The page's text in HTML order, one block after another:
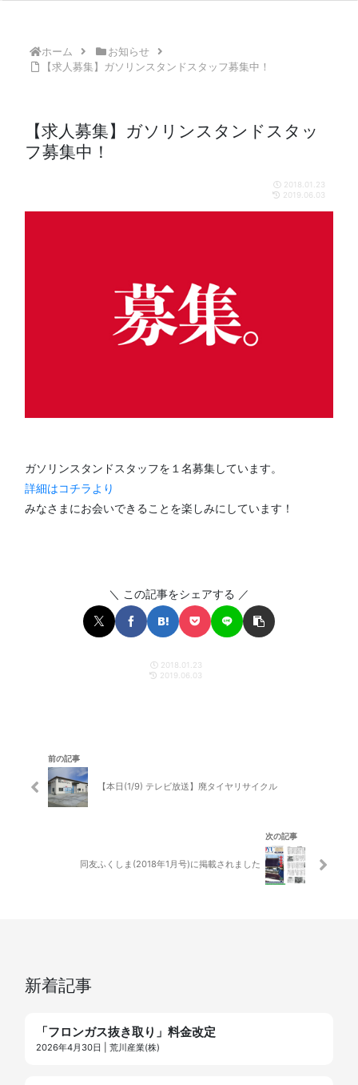
ホーム
お知らせ
【求人募集】ガソリンスタンドスタッフ募集中！
【求人募集】ガソリンスタンドスタッ
フ募集中！
2018.01.23
2019.06.03
ガソリンスタンドスタッフを１名募集しています。
詳細はコチラより
みなさまにお会いできることを楽しみにしています！
＼ この記事をシェアする ／
2018.01.23
2019.06.03
前の記事
【本日(1/9) テレビ放送】廃タイヤリサイクル
次の記事
同友ふくしま(2018年1月号)に掲載されました
新着記事
「フロンガス抜き取り」料金改定
2026年4月30日 | 荒川産業(株)